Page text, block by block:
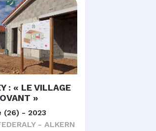
: « LE VILLAGE
»
(26) - 2023
- ALKERN